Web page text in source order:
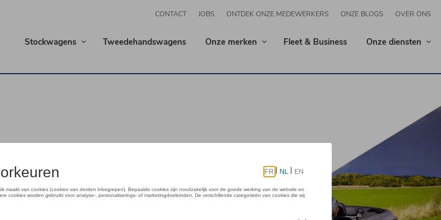
CONTACT JOBS ONTDEK ONZE MEDEWERKERS ONZE BLOGS OVER ONS
Stockwagens Tweedehandswagens Onze merken Fleet & Business Onze diensten